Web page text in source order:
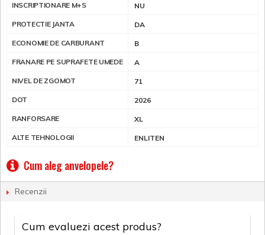
INSCRIPTIONARE M+S NU
PROTECTIE JANTA DA
ECONOMIE DE CARBURANT B
FRANARE PE SUPRAFETE UMEDE A
NIVEL DE ZGOMOT 71
DOT 2026
RANFORSARE XL
ALTE TEHNOLOGII ENLITEN
Cum aleg anvelopele?
Recenzii
Cum evaluezi acest produs?